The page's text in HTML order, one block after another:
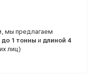
мы предлагаем
до 1 тонны и длиной 4
лиц)